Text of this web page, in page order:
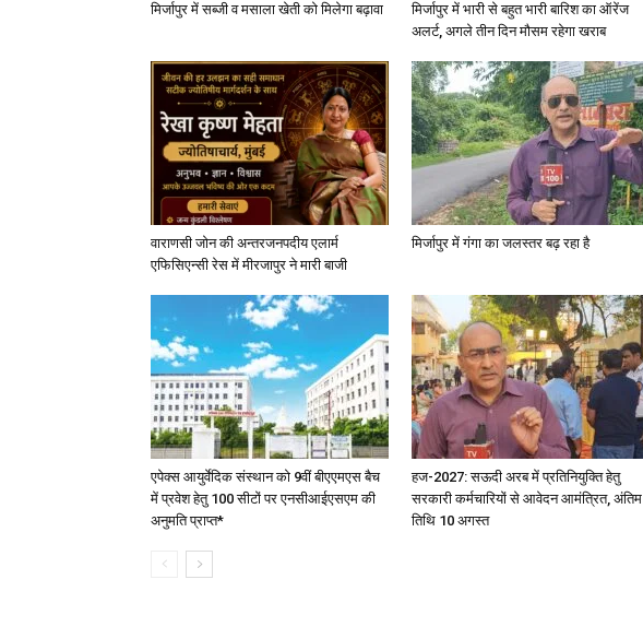
मिर्जापुर में सब्जी व मसाला खेती को मिलेगा बढ़ावा
मिर्जापुर में भारी से बहुत भारी बारिश का ऑरेंज
अलर्ट, अगले तीन दिन मौसम रहेगा खराब
वाराणसी जोन की अन्तरजनपदीय एलार्म
एफिसिएन्सी रेस में मीरजापुर ने मारी बाजी
मिर्जापुर में गंगा का जलस्तर बढ़ रहा है
एपेक्स आयुर्वेदिक संस्थान को 9वीं बीएएमएस बैच
में प्रवेश हेतु 100 सीटों पर एनसीआईएसएम की
अनुमति प्राप्त*
हज-2027: सऊदी अरब में प्रतिनियुक्ति हेतु
सरकारी कर्मचारियों से आवेदन आमंत्रित, अंतिम
तिथि 10 अगस्त